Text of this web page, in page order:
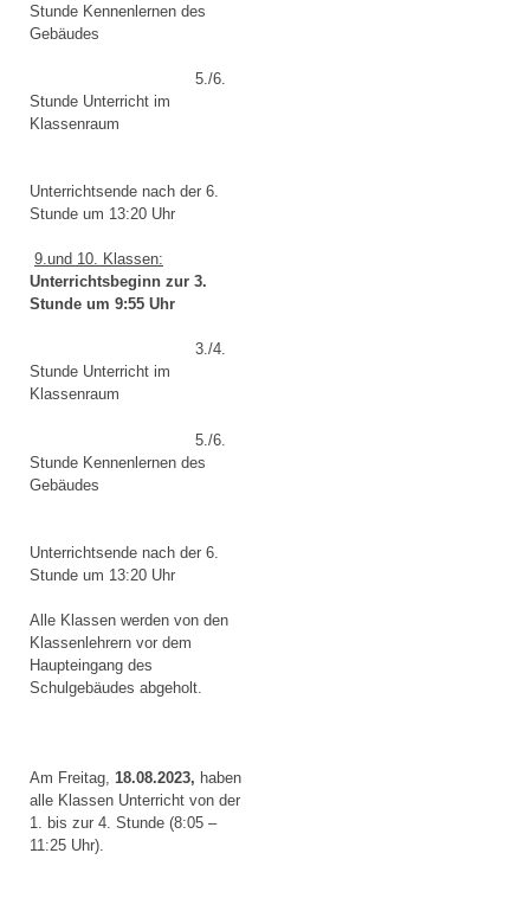
Stunde Kennenlernen des
Gebäudes
5./6.
Stunde Unterricht im
Klassenraum
Unterrichtsende nach der 6.
Stunde um 13:20 Uhr
9.und 10. Klassen:
Unterrichtsbeginn zur 3.
Stunde um 9:55 Uhr
3./4.
Stunde Unterricht im
Klassenraum
5./6.
Stunde Kennenlernen des
Gebäudes
Unterrichtsende nach der 6.
Stunde um 13:20 Uhr
Alle Klassen werden von den
Klassenlehrern vor dem
Haupteingang des
Schulgebäudes abgeholt.
Am Freitag, 18.08.2023, haben
alle Klassen Unterricht von der
1. bis zur 4. Stunde (8:05 –
11:25 Uhr).